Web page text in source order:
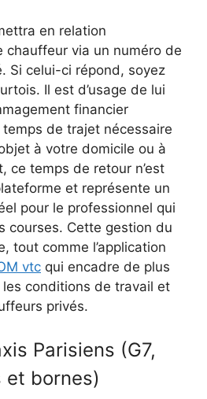
en relation
chauffeur via un numéro de
Si celui-ci répond, soyez
Il est d’usage de lui
financier
de trajet nécessaire
à votre domicile ou à
ce temps de retour n’est
et représente un
pour le professionnel qui
courses. Cette gestion du
tout comme l’application
vtc qui encadre de plus
conditions de travail et
privés.
Parisiens (G7,
et bornes)